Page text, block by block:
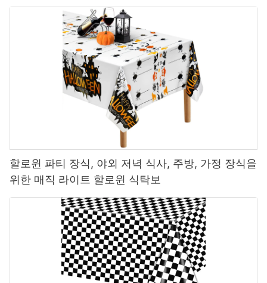
’
파티 공급 업계에 특별한 초점을 맞춘 수출. 그것은 규정 준수 문제,
시장 적응 전략 및 지속 가능한 대안으로의 전환에서 발생하는 잠재
적 기회를 탐구합니다.
S 플라스틱 규정
Supd의 주요 조항
- 빨대, 칼, 접시 및 풍선 막대기와 같은 단일 사용 플라스틱 품목에
- 제조업체가 폐기물 관리 비용을 충당하도록 요구하는 확장 된 생
- 생분해 성 또는 재사용 가능한 재료와 같은 대안 홍보.
영향 타임 라인
- 2 단계 (진행 중) : 더 엄격한 시행, 더 높은 재활용 목표 및 금지 된
품목의 확장 가능.
이러한 조치는 해양 오염을 줄이고 순환 경제를 장려하는 것을 목표
로합니다. 그러나 그들은 수출업자, 특히 유럽의 많은 부분을 공급하
는 수출업자들에게 상당한 도전을 제기합니다.
할로윈 파티 장식, 야외 저녁 식사, 주방, 가정 장식을
위한 매직 라이트 할로윈 식탁보